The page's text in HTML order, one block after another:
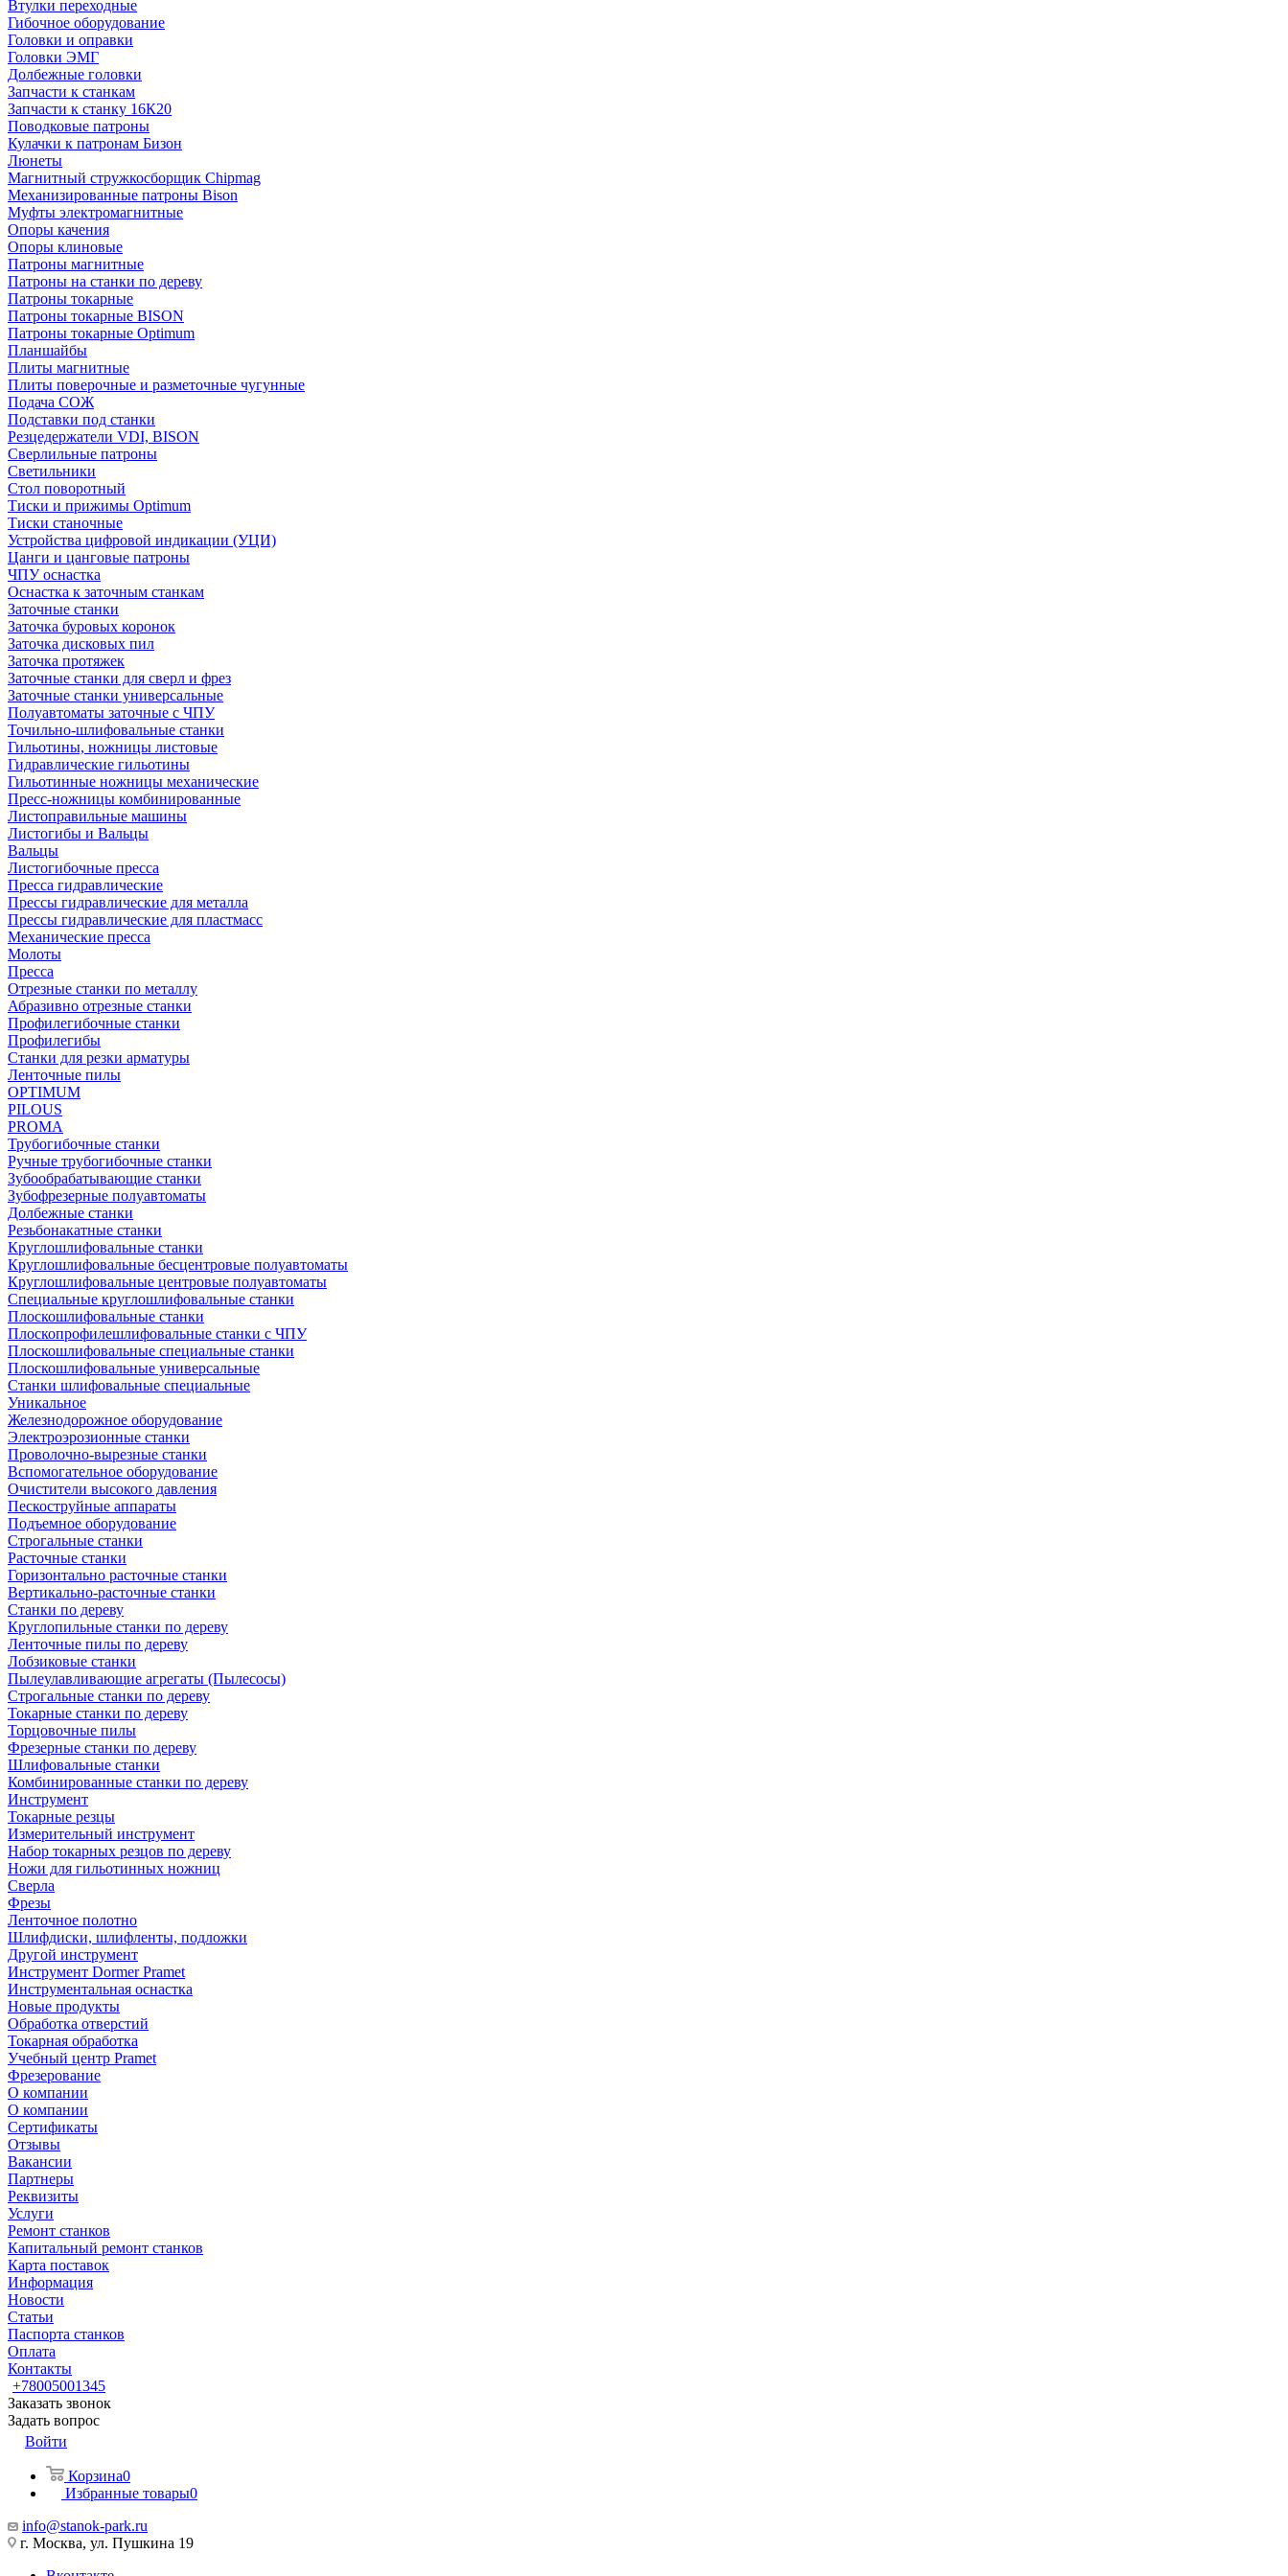
Втулки переходные
Гибочное оборудование
Головки и оправки
Головки ЭМГ
Долбежные головки
Запчасти к станкам
Запчасти к станку 16К20
Поводковые патроны
Кулачки к патронам Бизон
Люнеты
Магнитный стружкосборщик Chipmag
Механизированные патроны Bison
Муфты электромагнитные
Опоры качения
Опоры клиновые
Патроны магнитные
Патроны на станки по дереву
Патроны токарные
Патроны токарные BISON
Патроны токарные Optimum
Планшайбы
Плиты магнитные
Плиты поверочные и разметочные чугунные
Подача СОЖ
Подставки под станки
Резцедержатели VDI, BISON
Сверлильные патроны
Светильники
Стол поворотный
Тиски и прижимы Optimum
Тиски станочные
Устройства цифровой индикации (УЦИ)
Цанги и цанговые патроны
ЧПУ оснастка
Оснастка к заточным станкам
Заточные станки
Заточка буровых коронок
Заточка дисковых пил
Заточка протяжек
Заточные станки для сверл и фрез
Заточные станки универсальные
Полуавтоматы заточные с ЧПУ
Точильно-шлифовальные станки
Гильотины, ножницы листовые
Гидравлические гильотины
Гильотинные ножницы механические
Пресс-ножницы комбинированные
Листоправильные машины
Листогибы и Вальцы
Вальцы
Листогибочные пресса
Пресса гидравлические
Прессы гидравлические для металла
Прессы гидравлические для пластмасс
Механические пресса
Молоты
Пресса
Отрезные станки по металлу
Абразивно отрезные станки
Профилегибочные станки
Профилегибы
Станки для резки арматуры
Ленточные пилы
OPTIMUM
PILOUS
PROMA
Трубогибочные станки
Ручные трубогибочные станки
Зубообрабатывающие станки
Зубофрезерные полуавтоматы
Долбежные станки
Резьбонакатные станки
Круглошлифовальные станки
Круглошлифовальные бесцентровые полуавтоматы
Круглошлифовальные центровые полуавтоматы
Специальные круглошлифовальные станки
Плоскошлифовальные станки
Плоскопрофилешлифовальные станки с ЧПУ
Плоскошлифовальные специальные станки
Плоскошлифовальные универсальные
Станки шлифовальные специальные
Уникальное
Железнодорожное оборудование
Электроэрозионные станки
Проволочно-вырезные станки
Вспомогательное оборудование
Очистители высокого давления
Пескоструйные аппараты
Подъемное оборудование
Строгальные станки
Расточные станки
Горизонтально расточные станки
Вертикально-расточные станки
Станки по дереву
Круглопильные станки по дереву
Ленточные пилы по дереву
Лобзиковые станки
Пылеулавливающие агрегаты (Пылесосы)
Строгальные станки по дереву
Токарные станки по дереву
Торцовочные пилы
Фрезерные станки по дереву
Шлифовальные станки
Комбинированные станки по дереву
Инструмент
Токарные резцы
Измерительный инструмент
Набор токарных резцов по дереву
Ножи для гильотинных ножниц
Сверла
Фрезы
Ленточное полотно
Шлифдиски, шлифленты, подложки
Другой инструмент
Инструмент Dormer Pramet
Инструментальная оснастка
Новые продукты
Обработка отверстий
Токарная обработка
Учебный центр Pramet
Фрезерование
О компании
О компании
Сертификаты
Отзывы
Вакансии
Партнеры
Реквизиты
Услуги
Ремонт станков
Капитальный ремонт станков
Карта поставок
Информация
Новости
Статьи
Паспорта станков
Оплата
Контакты
+78005001345
Заказать звонок
Задать вопрос
Войти
Корзина0
Избранные товары0
info@stanok-park.ru
г. Москва, ул. Пушкина 19